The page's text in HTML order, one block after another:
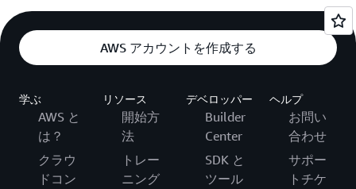
AWS アカウントを作成する
学ぶ
AWS と
は？
クラウ
ドコン
リソース
開始方
法
トレー
ニング
デベロッパー
Builder
Center
SDK と
ツール
ヘルプ
お問い
合わせ
サポー
トチケ